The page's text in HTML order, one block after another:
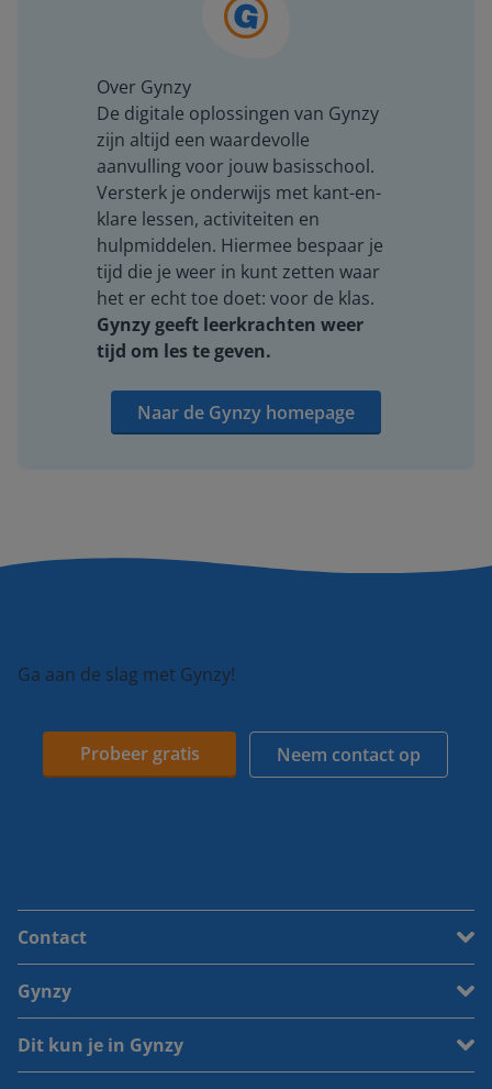
Over Gynzy
De digitale oplossingen van Gynzy
zijn altijd een waardevolle
aanvulling voor jouw basisschool.
Versterk je onderwijs met kant-en-
klare lessen, activiteiten en
hulpmiddelen. Hiermee bespaar je
tijd die je weer in kunt zetten waar
het er echt toe doet: voor de klas.
Gynzy geeft leerkrachten weer
tijd om les te geven.
Naar de Gynzy homepage
Ga aan de slag met Gynzy!
Probeer gratis Neem contact op
Contact
Gynzy
Dit kun je in Gynzy